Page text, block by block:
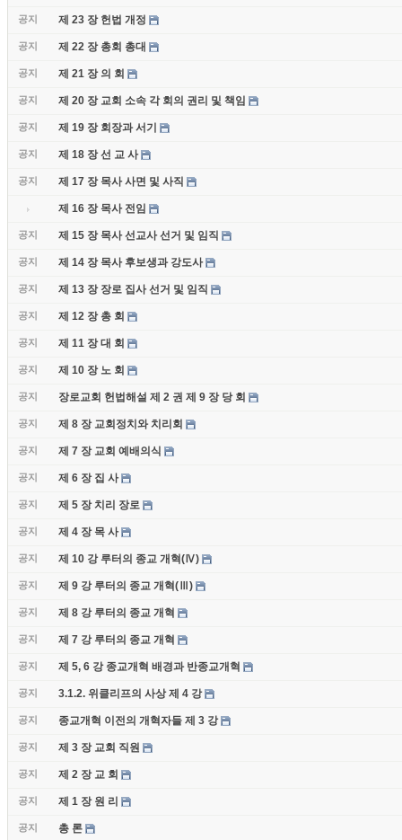
공지 제 23 장 헌법 개정
공지 제 22 장 총회 총대
공지 제 21 장 의 회
공지 제 20 장 교회 소속 각 회의 권리 및 책임
공지 제 19 장 회장과 서기
공지 제 18 장 선 교 사
공지 제 17 장 목사 사면 및 사직
제 16 장 목사 전임
공지 제 15 장 목사 선교사 선거 및 임직
공지 제 14 장 목사 후보생과 강도사
공지 제 13 장 장로 집사 선거 및 임직
공지 제 12 장 총 회
공지 제 11 장 대 회
공지 제 10 장 노 회
공지 장로교회 헌법해설 제 2 권 제 9 장 당 회
공지 제 8 장 교회정치와 치리회
공지 제 7 장 교회 예배의식
공지 제 6 장 집 사
공지 제 5 장 치리 장로
공지 제 4 장 목 사
공지 제 10 강 루터의 종교 개혁(Ⅳ)
공지 제 9 강 루터의 종교 개혁(Ⅲ)
공지 제 8 강 루터의 종교 개혁
공지 제 7 강 루터의 종교 개혁
공지 제 5, 6 강 종교개혁 배경과 반종교개혁
공지 3.1.2. 위클리프의 사상 제 4 강
공지 종교개혁 이전의 개혁자들 제 3 강
공지 제 3 장 교회 직원
공지 제 2 장 교 회
공지 제 1 장 원 리
공지 총 론